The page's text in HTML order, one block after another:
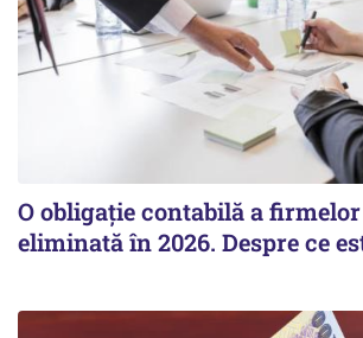
O obligație contabilă a
eliminată în 2026. Despre ce